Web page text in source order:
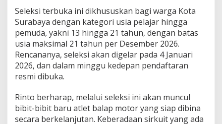
A
l
e
t
R
o
a
a
c
e
Seleksi terbuka ini dikhususkan bagi warga Kota
Surabaya dengan kategori usia pelajar hingga
pemuda, yakni 13 hingga 21 tahun, dengan batas
usia maksimal 21 tahun per Desember 2026.
Rencananya, seleksi akan digelar pada 4 Januari
2026, dan dalam minggu kedepan pendaftaran
resmi dibuka.
Rinto berharap, melalui seleksi ini akan muncul
bibit-bibit baru atlet balap motor yang siap dibina
secara berkelanjutan. Keberadaan sirkuit yang ada